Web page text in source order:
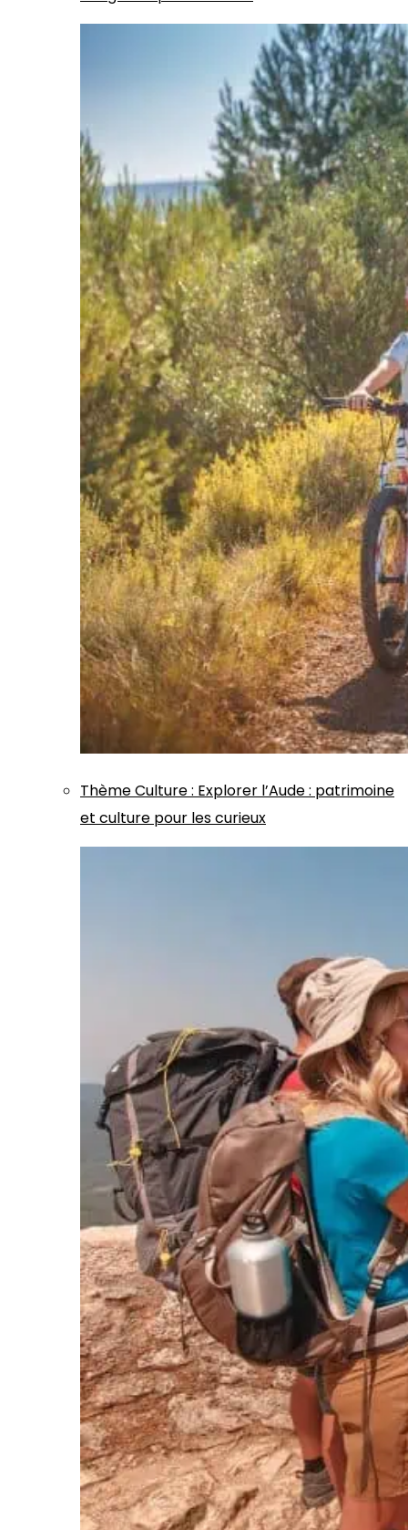
ThèmeCulture: Explorer l’Aude : patrimoine
et culture pour les curieux